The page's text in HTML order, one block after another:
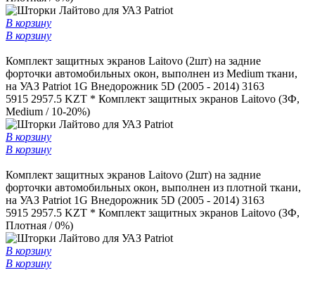
В корзину
В корзину
Комплект защитных экранов Laitovo (2шт) на задние
форточки автомобильных окон, выполнен из Medium ткани,
на УАЗ Patriot 1G Внедорожник 5D (2005 - 2014) 3163
5915 2957.5 KZT * Комплект защитных экранов Laitovo (ЗФ,
Medium / 10-20%)
В корзину
В корзину
Комплект защитных экранов Laitovo (2шт) на задние
форточки автомобильных окон, выполнен из плотной ткани,
на УАЗ Patriot 1G Внедорожник 5D (2005 - 2014) 3163
5915 2957.5 KZT * Комплект защитных экранов Laitovo (ЗФ,
Плотная / 0%)
В корзину
В корзину